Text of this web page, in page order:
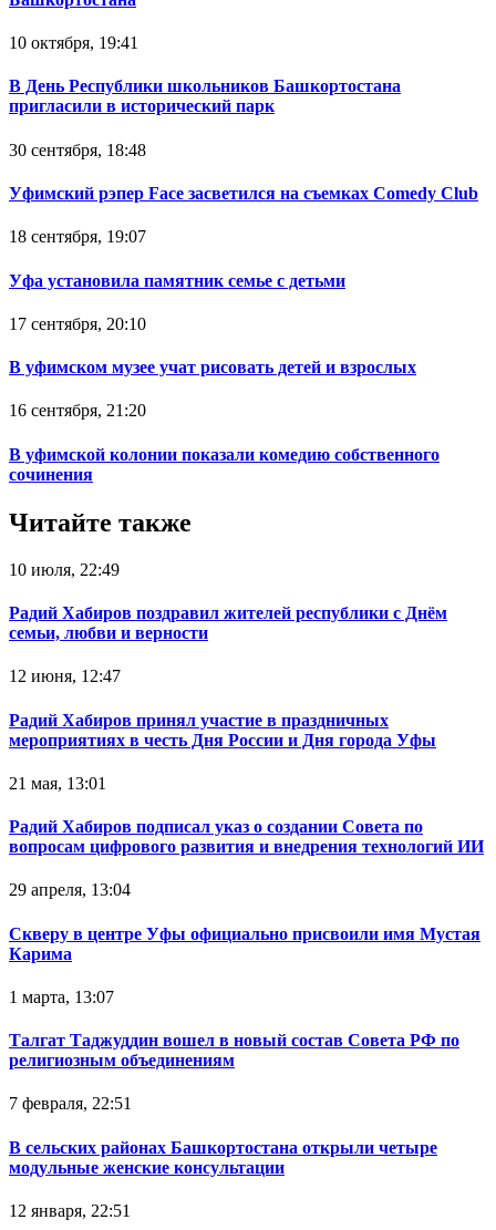
10 октября, 19:41
В День Республики школьников Башкортостана
пригласили в исторический парк
30 сентября, 18:48
Уфимский рэпер Face засветился на съемках Comedy Club
18 сентября, 19:07
Уфа установила памятник семье с детьми
17 сентября, 20:10
В уфимском музее учат рисовать детей и взрослых
16 сентября, 21:20
В уфимской колонии показали комедию собственного
сочинения
Читайте также
10 июля, 22:49
Радий Хабиров поздравил жителей республики с Днём
семьи, любви и верности
12 июня, 12:47
Радий Хабиров принял участие в праздничных
мероприятиях в честь Дня России и Дня города Уфы
21 мая, 13:01
Радий Хабиров подписал указ о создании Совета по
вопросам цифрового развития и внедрения технологий ИИ
29 апреля, 13:04
Скверу в центре Уфы официально присвоили имя Мустая
Карима
1 марта, 13:07
Талгат Таджуддин вошел в новый состав Совета РФ по
религиозным объединениям
7 февраля, 22:51
В сельских районах Башкортостана открыли четыре
модульные женские консультации
12 января, 22:51